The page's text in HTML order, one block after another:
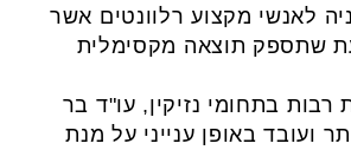
לאנשי מקצוע רלוונטים אשר
שתספק תוצאה מקסימלית
בתחומי נזיקין, עו"ד בר
ועובד באופן ענייני על מנת